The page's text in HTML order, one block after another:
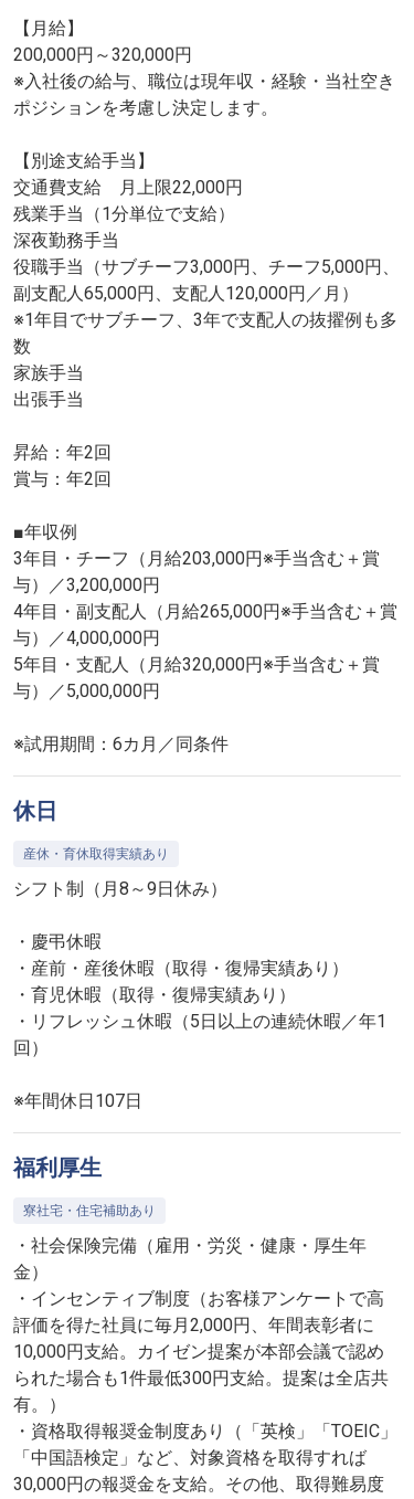
【月給】
200,000円～320,000円
※入社後の給与、職位は現年収・経験・当社空き
ポジションを考慮し決定します。
【別途支給手当】
交通費支給 月上限22,000円
残業手当（1分単位で支給）
深夜勤務手当
役職手当（サブチーフ3,000円、チーフ5,000円、
副支配人65,000円、支配人120,000円／月）
※1年目でサブチーフ、3年で支配人の抜擢例も多
数
家族手当
出張手当
昇給：年2回
賞与：年2回
■年収例
3年目・チーフ（月給203,000円※手当含む＋賞
与）／3,200,000円
4年目・副支配人（月給265,000円※手当含む＋賞
与）／4,000,000円
5年目・支配人（月給320,000円※手当含む＋賞
与）／5,000,000円
※試用期間：6カ月／同条件
休日
産休・育休取得実績あり
シフト制（月8～9日休み）
・慶弔休暇
・産前・産後休暇（取得・復帰実績あり）
・育児休暇（取得・復帰実績あり）
・リフレッシュ休暇（5日以上の連続休暇／年1
回）
※年間休日107日
福利厚生
寮社宅・住宅補助あり
・社会保険完備（雇用・労災・健康・厚生年
金）
・インセンティブ制度（お客様アンケートで高
評価を得た社員に毎月2,000円、年間表彰者に
10,000円支給。カイゼン提案が本部会議で認め
られた場合も1件最低300円支給。提案は全店共
有。）
・資格取得報奨金制度あり（「英検」「TOEIC」
「中国語検定」など、対象資格を取得すれば
30,000円の報奨金を支給。その他、取得難易度